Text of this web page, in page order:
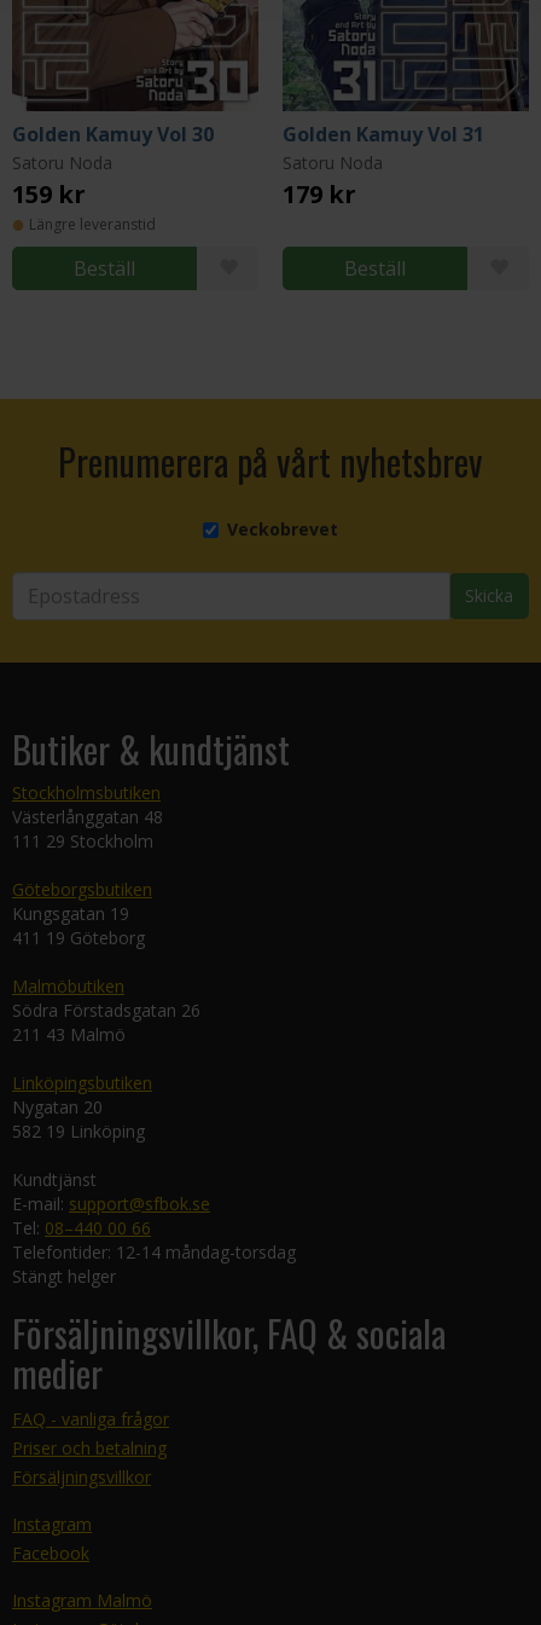
Golden Kamuy Vol 30
Satoru Noda
159 kr
Längre leveranstid
Beställ
Golden Kamuy Vol 31
Satoru Noda
179 kr
Beställ
Prenumerera på vårt nyhetsbrev
Veckobrevet
Skicka
Butiker & kundtjänst
Stockholmsbutiken
Västerlånggatan 48
111 29 Stockholm
Göteborgsbutiken
Kungsgatan 19
411 19 Göteborg
Malmöbutiken
Södra Förstadsgatan 26
211 43 Malmö
Linköpingsbutiken
Nygatan 20
582 19 Linköping
Kundtjänst
E-mail: support@sfbok.se
Tel: 08–440 00 66
Telefontider: 12-14 måndag-torsdag
Stängt helger
Försäljningsvillkor, FAQ & sociala
medier
FAQ - vanliga frågor
Priser och betalning
Försäljningsvillkor
Instagram
Facebook
Instagram Malmö